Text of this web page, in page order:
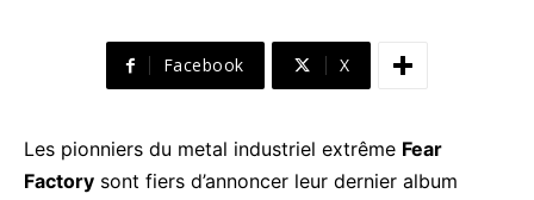
Facebook X
Les pionniers du metal industriel extrême Fear
Factory sont fiers d’annoncer leur dernier album